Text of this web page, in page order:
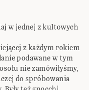
w jednej z kultowych
z każdym rokiem
podawane w tym
nie zamówiłyśmy,
do spróbowania